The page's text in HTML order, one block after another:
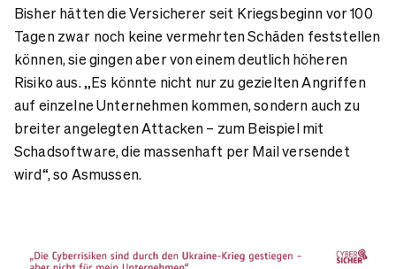
Bisher hätten die Versicherer seit Kriegsbeginn vor 100
Tagen zwar noch keine vermehrten Schäden feststellen
können, sie gingen aber von einem deutlich höheren
Risiko aus. „Es könnte nicht nur zu gezielten Angriffen
auf einzelne Unternehmen kommen, sondern auch zu
breiter angelegten Attacken – zum Beispiel mit
Schadsoftware, die massenhaft per Mail versendet
wird“, so Asmussen.